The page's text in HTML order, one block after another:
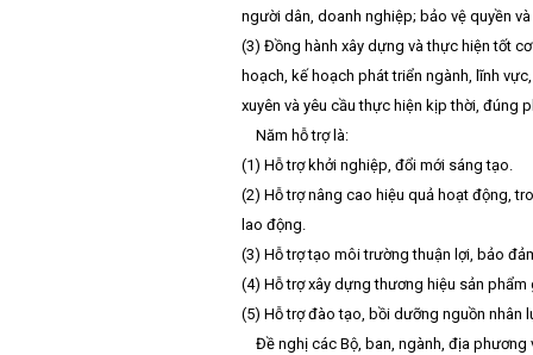
người dân, doanh nghiệp; bảo vệ quyền
(3) Đồng hành xây dựng và thực hiện tốt
hoạch, kế hoạch phát triển ngành, lĩnh
xuyên và yêu cầu thực hiện kịp thời, đúng
Năm hỗ trợ là:
(1) Hỗ trợ khởi nghiệp, đổi mới sáng tạo.
(2) Hỗ trợ nâng cao hiệu quả hoạt động,
lao động.
(3) Hỗ trợ tạo môi trường thuận lợi, bảo
(4) Hỗ trợ xây dựng thương hiệu sản
(5) Hỗ trợ đào tạo, bồi dưỡng nguồn nhân
Đề nghị các Bộ, ban, ngành, địa